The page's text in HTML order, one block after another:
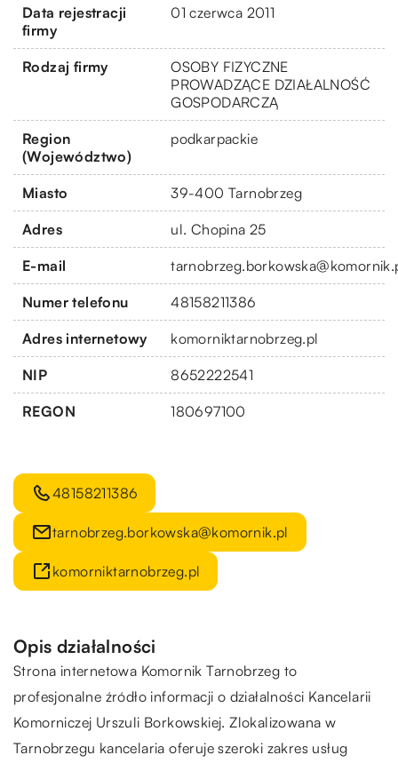
Data rejestracji
firmy
01 czerwca 2011
Rodzaj firmy
OSOBY FIZYCZNE
PROWADZĄCE DZIAŁALNOŚĆ
GOSPODARCZĄ
Region
(Województwo)
podkarpackie
Miasto 39-400 Tarnobrzeg
Adres ul. Chopina 25
E-mail
Numer telefonu 48158211386
Adres internetowy komorniktarnobrzeg.pl
NIP 8652222541
REGON 180697100
48158211386
tarnobrzeg.borkowska@komornik.pl
komorniktarnobrzeg.pl
Opis działalności
Strona internetowa Komornik Tarnobrzeg to
profesjonalne źródło informacji o działalności Kancelarii
Komorniczej Urszuli Borkowskiej. Zlokalizowana w
Tarnobrzegu kancelaria oferuje szeroki zakres usług